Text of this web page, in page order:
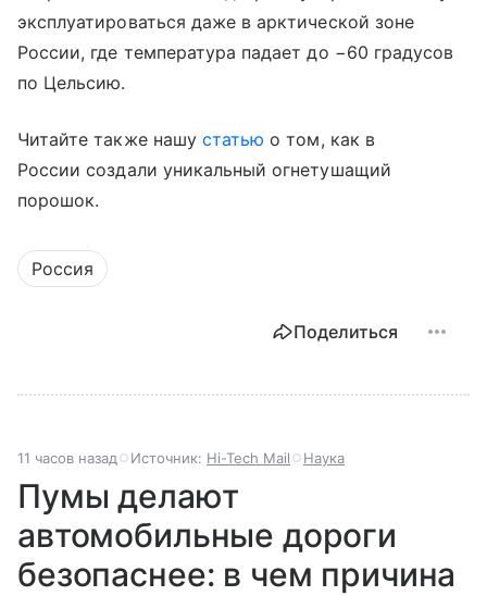
эксплуатироваться даже в арктической зоне
России, где температура падает до −60 градусов
по Цельсию.
Читайте также нашу статью о том, как в
России создали уникальный огнетушащий
порошок.
Россия
Поделиться
11 часов назад Источник: Hi-Tech Mail Наука
Пумы делают
автомобильные дороги
безопаснее: в чем причина